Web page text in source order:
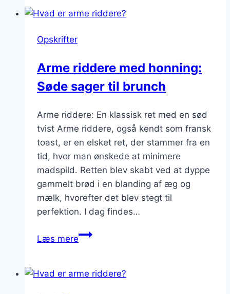
brunch:
Opskrifter
Arme riddere med honning:
Søde sager til brunch
Arme riddere: En klassisk ret med en sød
tvist Arme riddere, også kendt som fransk
toast, er en elsket ret, der stammer fra en
tid, hvor man ønskede at minimere
madspild. Retten blev skabt ved at dyppe
gammelt brød i en blanding af æg og
mælk, hvorefter det blev stegt til
perfektion. I dag findes…
Læs mereArme
honning: